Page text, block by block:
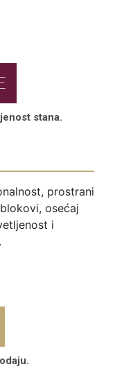
stana.
prostrani
osećaj
i